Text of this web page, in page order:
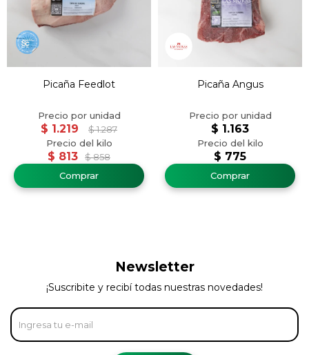
Picaña Feedlot
$ 813 $ 858
$ 1.219 $ 1.287
Picaña Angus
$ 775
$ 1.163
Newsletter
¡Suscribite y recibí todas nuestras novedades!